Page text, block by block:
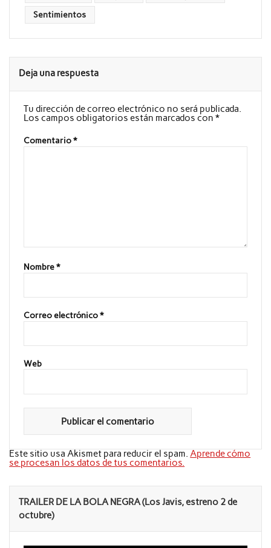
Sentimientos
Deja una respuesta
Tu dirección de correo electrónico no será publicada.
Los campos obligatorios están marcados con *
Comentario*
Nombre*
Correo electrónico*
Web
Este sitio usa Akismet para reducir el spam. Aprende cómo
se procesan los datos de tus comentarios.
TRAILER DE LA BOLA NEGRA (Los Javis, estreno 2 de
octubre)